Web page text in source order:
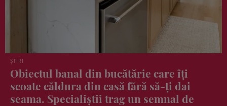
DIETĂ ȘI NUTRIȚIE
Gustarea care te ajută să trăiești ca cei
mai longevivi oameni din lume. Un
kilogram costă 10 lei